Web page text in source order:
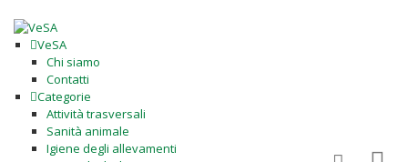
VeSA
Chi siamo
Contatti
Categorie
Attività trasversali
Sanità animale
Igiene degli allevamenti